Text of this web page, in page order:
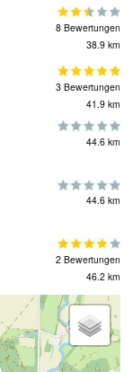
8 Bewertungen
38.9 km
3 Bewertungen
41.9 km
44.6 km
44.6 km
2 Bewertungen
46.2 km